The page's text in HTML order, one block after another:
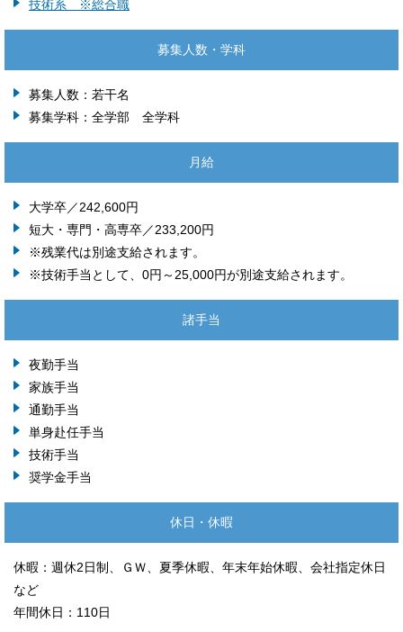
技術系 ※総合職
募集人数・学科
募集人数：若干名
募集学科：全学部 全学科
月給
大学卒／242,600円
短大・専門・高専卒／233,200円
※残業代は別途支給されます。
※技術手当として、0円～25,000円が別途支給されます。
諸手当
夜勤手当
家族手当
通勤手当
単身赴任手当
技術手当
奨学金手当
休日・休暇
休暇：週休2日制、ＧＷ、夏季休暇、年末年始休暇、会社指定休日
など
年間休日：110日